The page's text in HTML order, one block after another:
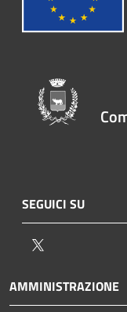
SEGUICI SU
AMMINISTRAZIONE